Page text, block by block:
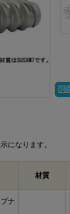
になります。
材質
ナ